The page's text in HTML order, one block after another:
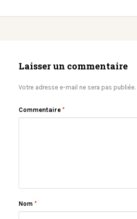
Laisser un commentaire
Votre adresse e-mail ne sera pas publiée.
Commentaire *
Nom *